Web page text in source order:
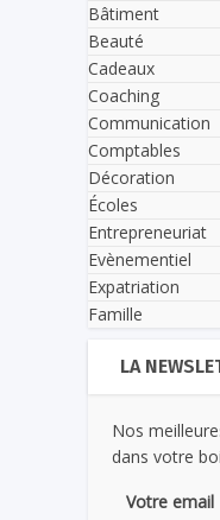
Bâtiment
Beauté
Cadeaux
Coaching
Communication
Comptables
Décoration
Écoles
Entrepreneuriat
Evènementiel
Expatriation
Famille
LA
Nos
dans votre
Votre email